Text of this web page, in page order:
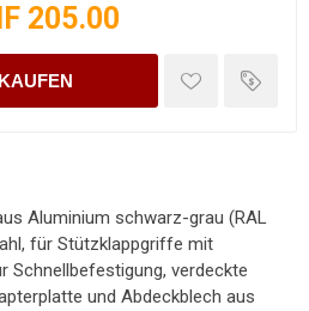
205.00
KAUFEN
Aluminium schwarz-grau (RAL
für Stützklappgriffe mit
Schnellbefestigung, verdeckte
und Abdeckblech aus